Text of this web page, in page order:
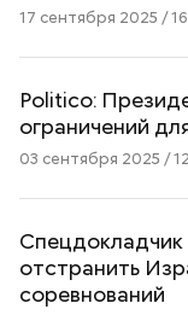
17 сентября 2025 /
Politico:
ограничений
03 сентября 2025 /
отстранить
соревнований